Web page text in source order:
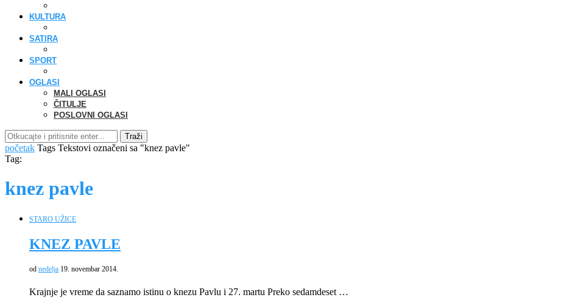
KULTURA
SATIRA
SPORT
OGLASI
MALI OGLASI
ČITULJE
POSLOVNI OGLASI
Traži
početak Tags Tekstovi označeni sa "knez pavle"
Tag:
knez pavle
STARO UŽICE
KNEZ PAVLE
od nedelja 19. novembar 2014.
Krajnje je vreme da saznamo istinu o knezu Pavlu i 27. martu Preko sedamdeset …